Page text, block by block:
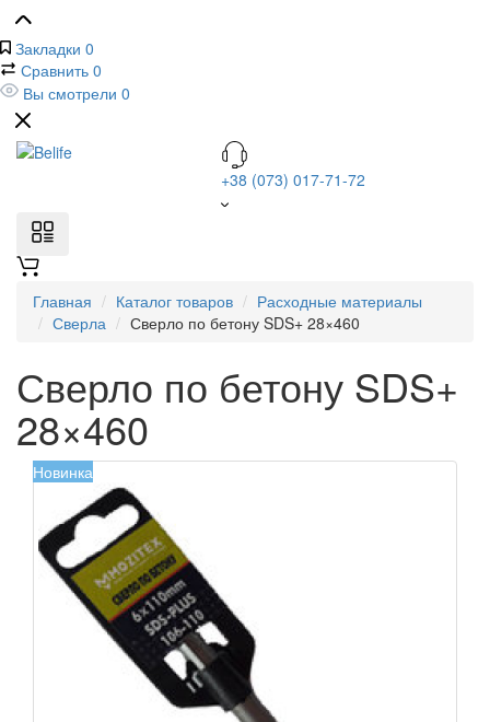
Закладки 0
Сравнить 0
Вы смотрели 0
+38 (073) 017-71-72
Главная Каталог товаров
Расходные материалы
Сверла
Сверло по бетону SDS+ 28×460
Сверло по бетону SDS+
28×460
Новинка